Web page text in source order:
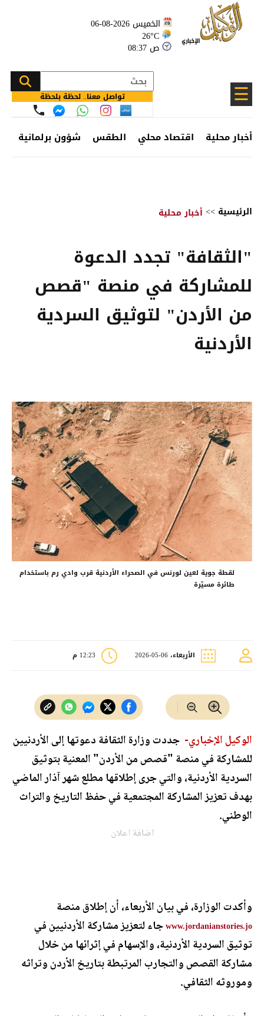
الخميس 2026-08-06
26°C
08:37 ص
☰ تواصل معنا.. لحظة بلحظة
أخبار محلية اقتصاد محلي الطقس شؤون برلمانية
الرئيسية >> أخبار محلية
"الثقافة" تجدد الدعوة
للمشاركة في منصة "قصص
من الأردن" لتوثيق السردية
الأردنية
لقطة جوية لعين لورنس في الصحراء الأردنية قرب وادي رم باستخدام
طائرة مسيّرة
الأربعاء، 06-05-2026 12:23 م
الوكيل الإخباري- جددت وزارة الثقافة دعوتها إلى الأردنيين
للمشاركة في منصة "قصص من الأردن" المعنية بتوثيق
السردية الأردنية، والتي جرى إطلاقها مطلع شهر آذار الماضي
بهدف تعزيز المشاركة المجتمعية في حفظ التاريخ والتراث
الوطني.
اضافة اعلان
وأكدت الوزارة، في بيان الأربعاء، أن إطلاق منصة
www.jordanianstories.joجاء لتعزيز مشاركة الأردنيين في
توثيق السردية الأردنية، والإسهام في إثرائها من خلال
مشاركة القصص والتجارب المرتبطة بتاريخ الأردن وتراثه
وموروثه الثقافي.